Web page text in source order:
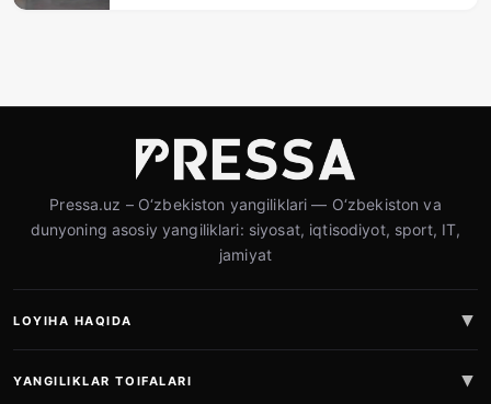
Pressa.uz – O‘zbekiston yangiliklari — O‘zbekiston va
dunyoning asosiy yangiliklari: siyosat, iqtisodiyot, sport, IT,
jamiyat
LOYIHA HAQIDA
YANGILIKLAR TOIFALARI